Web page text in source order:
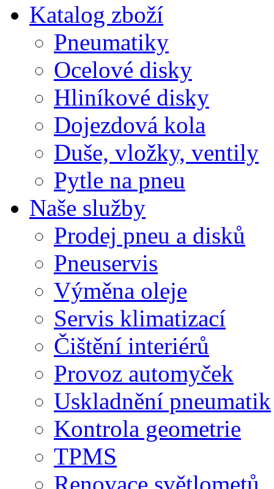
Katalog zboží
Pneumatiky
Ocelové disky
Hliníkové disky
Dojezdová kola
Duše, vložky, ventily
Pytle na pneu
Naše služby
Prodej pneu a disků
Pneuservis
Výměna oleje
Servis klimatizací
Čištění interiérů
Provoz automyček
Uskladnění pneumatik
Kontrola geometrie
TPMS
Renovace světlometů